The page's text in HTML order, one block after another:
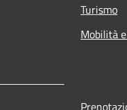
Turismo
Mobilità